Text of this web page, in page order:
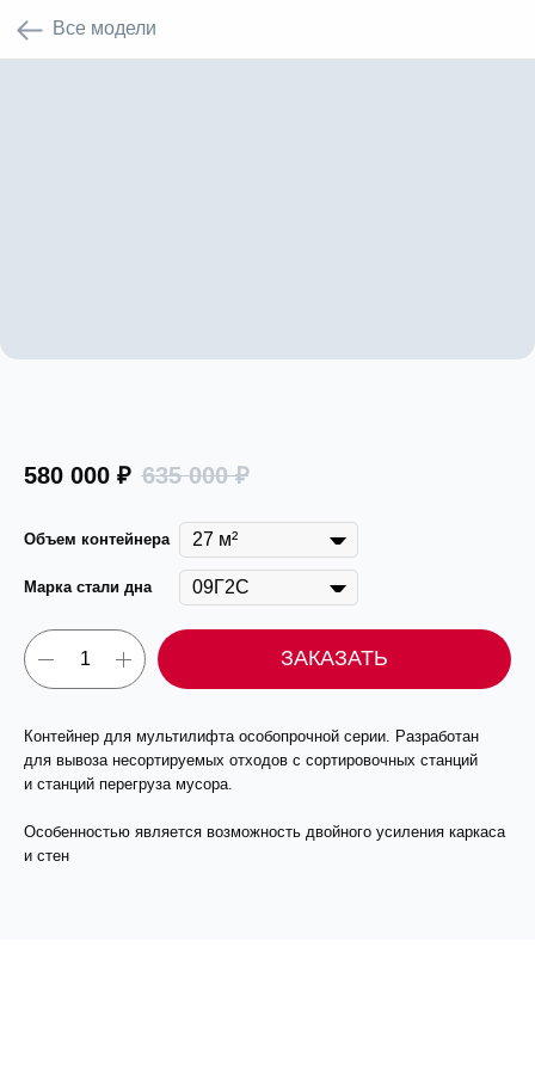
580 000 ₽ 635 000 ₽
Объем контейнера
Марка стали дна
ЗАКАЗАТЬ
Контейнер для мультилифта особопрочной серии. Разработан
для вывоза несортируемых отходов с сортировочных станций
и станций перегруза мусора.
Особенностью является возможность двойного усиления каркаса
и стен